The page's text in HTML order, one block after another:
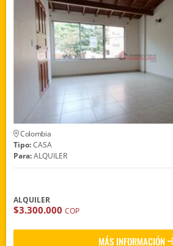
Colombia
Tipo:CASA
Para:ALQUILER
ALQUILER
$3.300.000 COP
MÁS INFORMACIÓN